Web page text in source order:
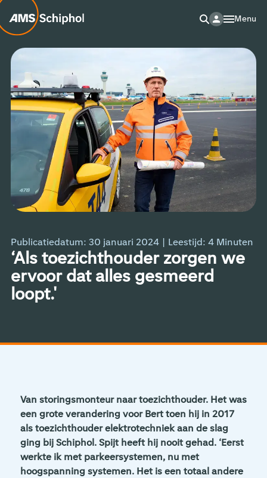
Menu
‘Als toezichthouder zorgen we
ervoor dat alles gesmeerd
loopt.'
Publicatiedatum: 30 januari 2024 | Leestijd: 4Minuten
Van storingsmonteur naar toezichthouder. Het was
een grote verandering voor Bert toen hij in 2017
als toezichthouder elektrotechniek aan de slag
ging bij Schiphol. Spijt heeft hij nooit gehad. ‘Eerst
werkte ik met parkeersystemen, nu met
hoogspanning systemen. Het is een totaal andere